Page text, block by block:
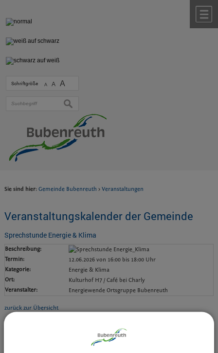
Schriftgröße A A A
suchen
Sie sind hier: Gemeinde Bubenreuth > Veranstaltungen
Veranstaltungskalender der Gemeinde
Sprechstunde Energie & Klima
Beschreibung:
Termin:
12.06.2026 von 16:00 bis 18:00 Uhr
Kategorie:
Energie & Klima
Ort:
Kulturhof H7 / Café bei Charly
Veranstalter:
Energiewende Ortsgruppe Bubenreuth
zurück zur Übersicht